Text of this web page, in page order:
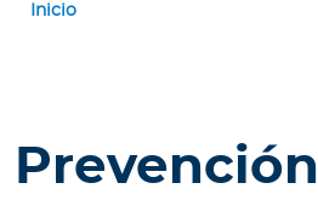
s
Inicio
Prevención